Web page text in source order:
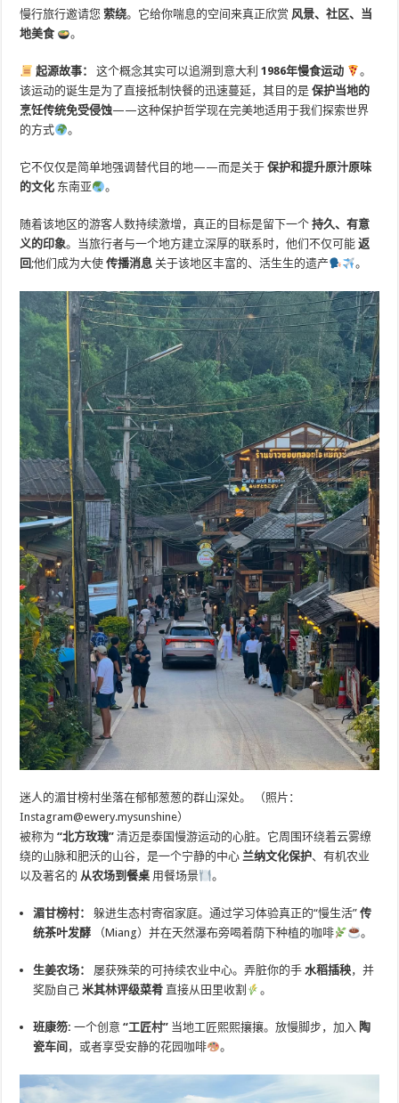
慢行旅行邀请您萦绕。它给你喘息的空间来真正欣赏 风景、社区、当
地美食
。
起源故事： 这个概念其实可以追溯到意大利1986年慢食运动
。
该运动的诞生是为了直接抵制快餐的迅速蔓延，其目的是保护当地的
烹饪传统免受侵蚀——这种保护哲学现在完美地适用于我们探索世界
的方式
。
它不仅仅是简单地强调替代目的地——而是关于保护和提升原汁原味
的文化 东南亚 。
随着该地区的游客人数持续激增，真正的目标是留下一个持久、有意
义的印象。当旅行者与一个地方建立深厚的联系时，他们不仅可能返
回 ;他们成为大使传播消息 关于该地区丰富的、活生生的遗产 。
迷人的湄甘榜村坐落在郁郁葱葱的群山深处。 （照片：
Instagram@ewery.mysunshine）
被称为“北方玫瑰” 清迈是泰国慢游运动的心脏。它周围环绕着云雾缭
绕的山脉和肥沃的山谷，是一个宁静的中心兰纳文化保护、有机农业
以及著名的 从农场到餐桌 用餐场景 。
湄甘榜村： 躲进生态村寄宿家庭。通过学习体验真正的“慢生活”传
统茶叶发酵 （Miang）并在天然瀑布旁喝着荫下种植的咖啡 。
生姜农场： 屡获殊荣的可持续农业中心。弄脏你的手水稻插秧，并
奖励自己米其林评级菜肴 直接从田里收割 。
班康笏: 一个创意“工匠村” 当地工匠熙熙攘攘。放慢脚步，加入 陶
瓷车间 ，或者享受安静的花园咖啡 。